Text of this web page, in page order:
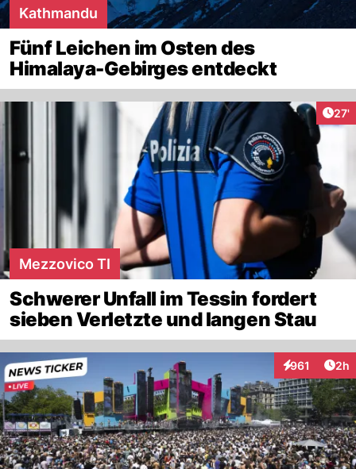
Kathmandu
Fünf Leichen im Osten des
Himalaya-Gebirges entdeckt
27'
Mezzovico TI
Schwerer Unfall im Tessin fordert
sieben Verletzte und langen Stau
961
Interaktionen
2h